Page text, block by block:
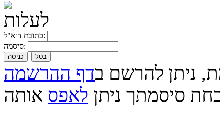
כתובת דוא"ל:
סיסמה:
כניסה בטל
ניתן להרשם בדף ההרשמה
סיסמתך ניתן לאפס אותה